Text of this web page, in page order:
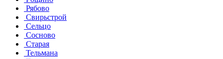
Рябово
Свирьстрой
Сельцо
Сосново
Старая
Тельмана